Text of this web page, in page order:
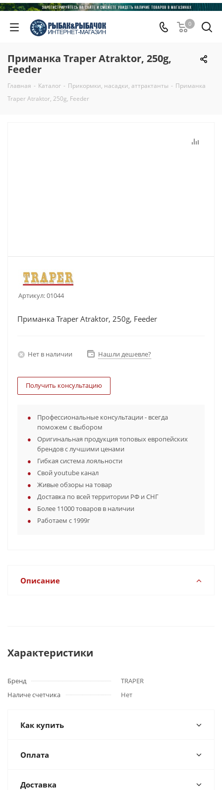
0
Приманка Traper Atraktor, 250g,
Feeder
Главная - Каталог - Прикормки, насадки, аттрактанты - Приманка
Traper Atraktor, 250g, Feeder
Артикул:01044
Приманка Traper Atraktor, 250g, Feeder
Нет в наличии Нашли дешевле?
Получить консультацию
Профессиональные консультации - всегда
поможем с выбором
Оригинальная продукция топовых европейских
брендов с лучшими ценами
Гибкая система лояльности
Свой youtube канал
Живые обзоры на товар
Доставка по всей территории РФ и СНГ
Более 11000 товаров в наличии
Работаем с 1999г
Описание
Характеристики
Бренд
TRAPER
Наличе счетчика
Нет
Как купить
Оплата
Доставка